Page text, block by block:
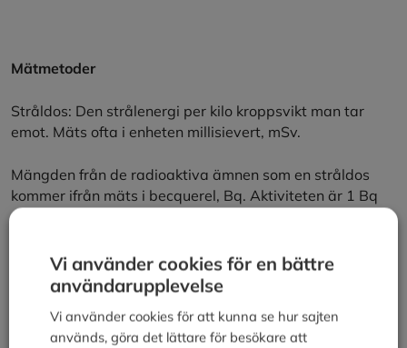
Mätmetoder
Stråldos: Den strålenergi per kilo kroppsvikt man tar
emot. Mäts ofta i enheten millisievert, mSv.
Mängden från de radioaktiva ämnen som en stråldos
kommer ifrån mäts i becquerel, Bq. Aktiviteten är 1 Bq
när i genomsnitt en atom sönderfaller per sekund i ett
Vi använder cookies för en bättre
användarupplevelse
Vi använder cookies för att kunna se hur sajten
används, göra det lättare för besökare att